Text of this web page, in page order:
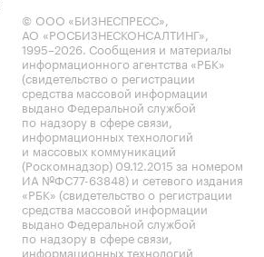
© ООО «БИЗНЕСПРЕСС»,
АО «РОСБИЗНЕСКОНСАЛТИНГ»,
1995–2026. Сообщения и материалы
информационного агентства «РБК»
(свидетельство о регистрации
средства массовой информации
выдано Федеральной службой
по надзору в сфере связи,
информационных технологий
и массовых коммуникаций
(Роскомнадзор) 09.12.2015 за номером
ИА №ФС77-63848) и сетевого издания
«РБК» (свидетельство о регистрации
средства массовой информации
выдано Федеральной службой
по надзору в сфере связи,
информационных технологий